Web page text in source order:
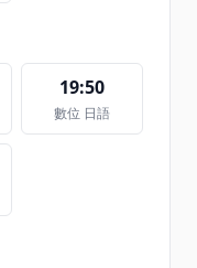
19:50
數位 日語